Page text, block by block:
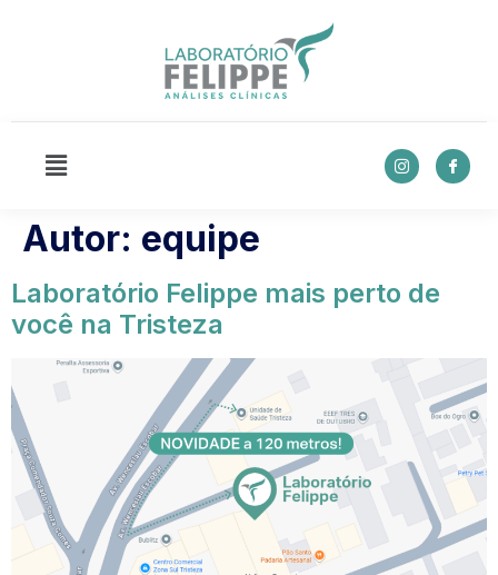
Autor: equipe
Laboratório Felippe mais perto de
você na Tristeza